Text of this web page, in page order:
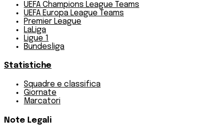
UEFA Champions League Teams
UEFA Europa League Teams
Premier League
LaLiga
Ligue 1
Bundesliga
Statistiche
Squadre e classifica
Giornate
Marcatori
Note Legali